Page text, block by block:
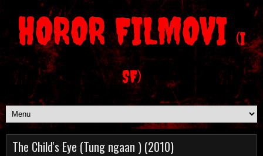
HOROR FILMOVI (I
SF)
The Child's Eye (Tung ngaan ) (2010)